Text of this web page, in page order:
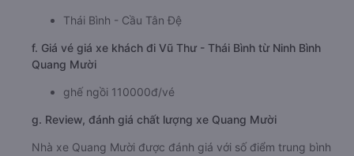
Thái Bình - Cầu Tân Đệ
f. Giá vé giá xe khách đi Vũ Thư - Thái Bình từ Ninh Bình
Quang Mười
ghế ngồi 110000đ/vé
g. Review, đánh giá chất lượng xe Quang Mười
Nhà xe Quang Mười được đánh giá với số điểm trung bình